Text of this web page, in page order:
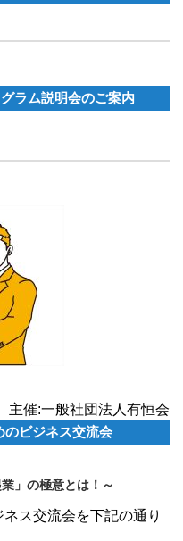
ラム説明会のご案内
主催:一般社団法人有恒会
のビジネス交流会
」の極意とは！～
ス交流会を下記の通り